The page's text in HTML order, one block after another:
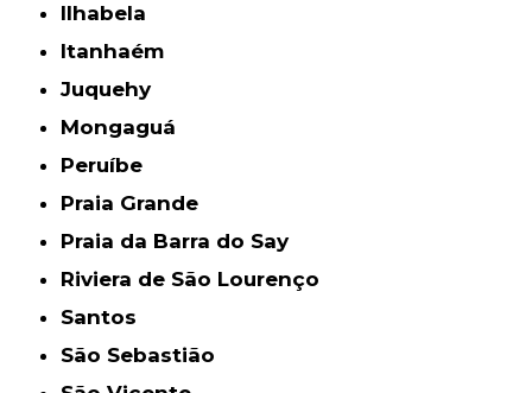
Ilhabela
Itanhaém
Juquehy
Mongaguá
Peruíbe
Praia Grande
Praia da Barra do Say
Riviera de São Lourenço
Santos
São Sebastião